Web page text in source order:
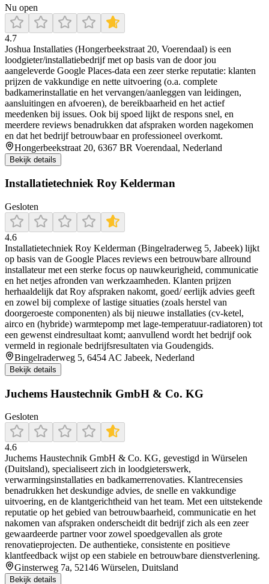
Nu open
4.7
Joshua Installaties (Hongerbeekstraat 20, Voerendaal) is een
loodgieter/installatiebedrijf met op basis van de door jou
aangeleverde Google Places-data een zeer sterke reputatie: klanten
prijzen de vakkundige en nette uitvoering (o.a. complete
badkamerinstallatie en het vervangen/aanleggen van leidingen,
aansluitingen en afvoeren), de bereikbaarheid en het actief
meedenken bij issues. Ook bij spoed lijkt de respons snel, en
meerdere reviews benadrukken dat afspraken worden nagekomen
en dat het bedrijf betrouwbaar en professioneel overkomt.
Hongerbeekstraat 20, 6367 BR Voerendaal, Nederland
Bekijk details
Installatietechniek Roy Kelderman
Gesloten
4.6
Installatietechniek Roy Kelderman (Bingelraderweg 5, Jabeek) lijkt
op basis van de Google Places reviews een betrouwbare allround
installateur met een sterke focus op nauwkeurigheid, communicatie
en het netjes afronden van werkzaamheden. Klanten prijzen
herhaaldelijk dat Roy afspraken nakomt, goed/ eerlijk advies geeft
en zowel bij complexe of lastige situaties (zoals herstel van
doorgeroeste componenten) als bij nieuwe installaties (cv-ketel,
airco en (hybride) warmtepomp met lage-temperatuur-radiatoren) tot
een gewenst eindresultaat komt; aanvullend wordt het bedrijf ook
vermeld in regionale bedrijfsresultaten via Goudengids.
Bingelraderweg 5, 6454 AC Jabeek, Nederland
Bekijk details
Juchems Haustechnik GmbH & Co. KG
Gesloten
4.6
Juchems Haustechnik GmbH & Co. KG, gevestigd in Würselen
(Duitsland), specialiseert zich in loodgieterswerk,
verwarmingsinstallaties en badkamerrenovaties. Klantrecensies
benadrukken het deskundige advies, de snelle en vakkundige
uitvoering, en de klantgerichtheid van het team. Met een uitstekende
reputatie op het gebied van betrouwbaarheid, communicatie en het
nakomen van afspraken onderscheidt dit bedrijf zich als een zeer
gewaardeerde partner voor zowel spoedgevallen als grote
renovatieprojecten. De authentieke, consistente en positieve
klantfeedback wijst op een stabiele en betrouwbare dienstverlening.
Ginsterweg 7a, 52146 Würselen, Duitsland
Bekijk details